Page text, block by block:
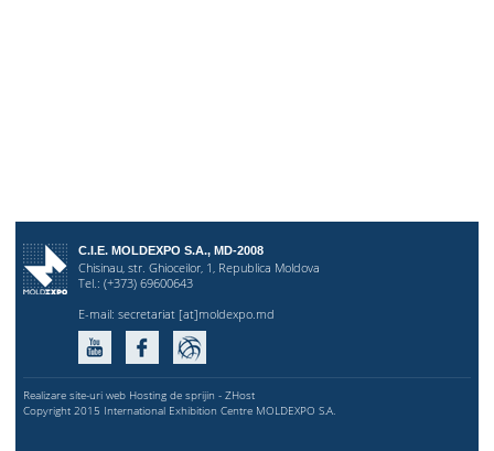
C.I.E. MOLDEXPO S.A., MD-2008
Chisinau, str. Ghioceilor, 1, Republica Moldova
Tel.: (+373) 69600643
E-mail: secretariat [at]moldexpo.md
Realizare site-uri web Hosting de sprijin - ZHost
Copyright 2015 International Exhibition Centre MOLDEXPO S.A.